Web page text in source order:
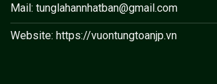
Mail: tunglahannhatban@gmail.com
Website: https://vuontungtoanjp.vn